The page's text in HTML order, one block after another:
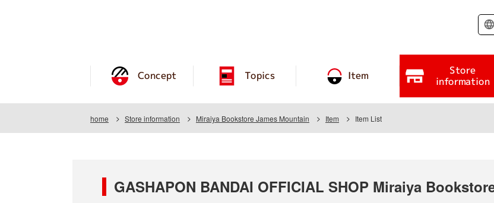
Concept Topics Item Store
information
home Store information Miraiya Bookstore James Mountain Item Item List
GASHAPON BANDAI OFFICIAL SHOP Miraiya